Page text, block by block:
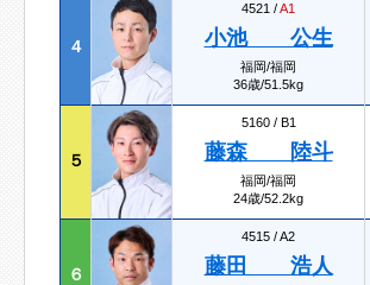
４
4521 /A1
小池 公生
福岡/福岡
36歳/51.5kg
５
5160 / B1
藤森 陸斗
福岡/福岡
24歳/52.2kg
６
4515 /A2
藤田 浩人